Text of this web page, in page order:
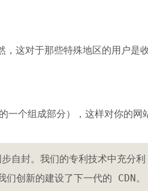
，这对于那些特殊地区的用户是
一个组成部分），这样对你的网
封。我们的专利技术中充分利
创新的建设了下一代的 CDN。